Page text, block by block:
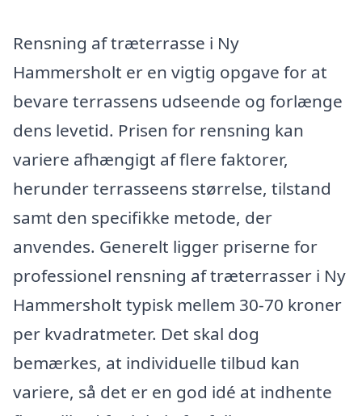
Rensning af træterrasse i Ny
Hammersholt er en vigtig opgave for at
bevare terrassens udseende og forlænge
dens levetid. Prisen for rensning kan
variere afhængigt af flere faktorer,
herunder terrasseens størrelse, tilstand
samt den specifikke metode, der
anvendes. Generelt ligger priserne for
professionel rensning af træterrasser i Ny
Hammersholt typisk mellem 30-70 kroner
per kvadratmeter. Det skal dog
bemærkes, at individuelle tilbud kan
variere, så det er en god idé at indhente